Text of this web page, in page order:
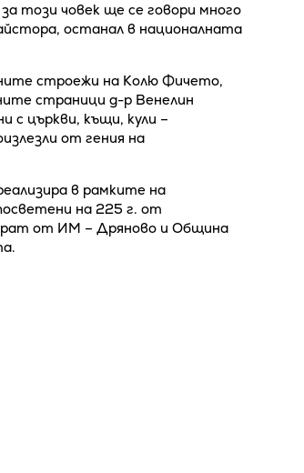
този човек ще се говори много
останал в националната
строежи на Колю Фичето,
страници д-р Венелин
с църкви, къщи, кули –
от гения на
в рамките на
на 225 г. от
от ИМ – Дряново и Община